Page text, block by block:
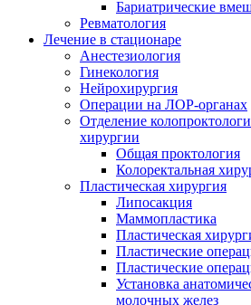
Бариатрические
Ревматология
Лечение в стационаре
Анестезиология
Гинекология
Нейрохирургия
Операции на ЛОР-органах
Отделение
хирургии
Общая проктология
Колоректальная
Пластическая хирургия
Липосакция
Маммопластика
Пластическая
Пластические
Пластические
Установка
молочных желез